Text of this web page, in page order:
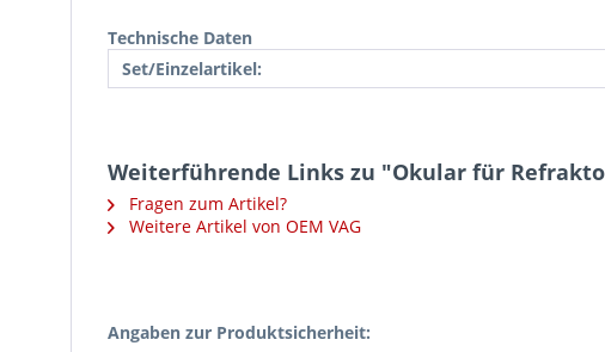
Technische Daten
Set/Einzelartikel:
Weiterführende Links zu "Okular für
Fragen zum Artikel?
Weitere Artikel von OEM VAG
Angaben zur Produktsicherheit: